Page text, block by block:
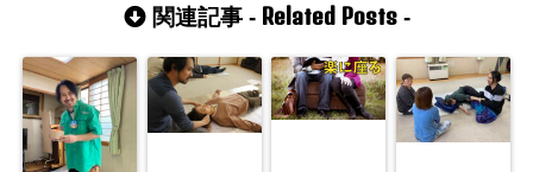
関連記事 - Related Posts-